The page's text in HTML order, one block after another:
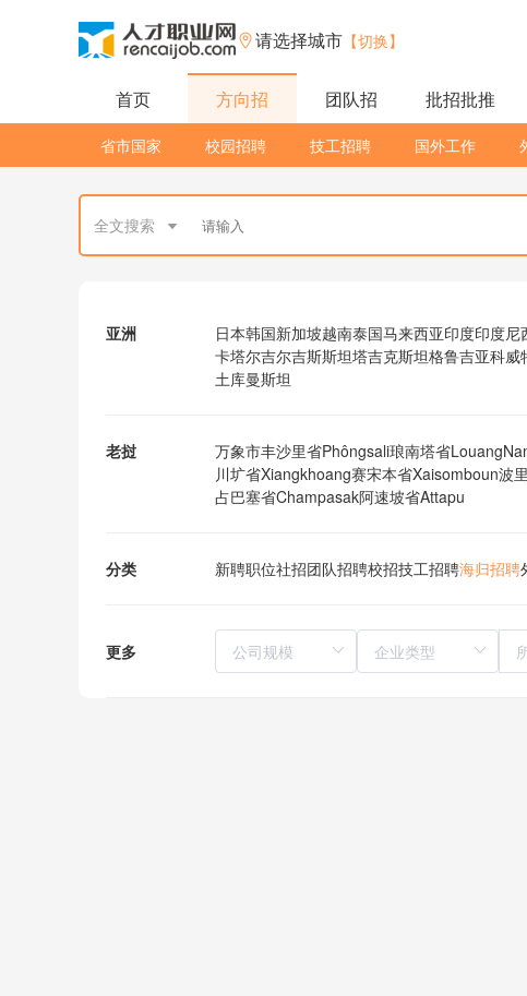
请选择城市 【切换】
首页 方向招 团队招 批招批推
省市国家 校园招聘 技工招聘 国外工作
全文搜索
亚洲 日本韩国新加坡越南泰国马来西亚印度印度尼
卡塔尔吉尔吉斯斯坦塔吉克斯坦格鲁吉亚科威
土库曼斯坦
老挝 万象市丰沙里省Phôngsali琅南塔省
川圹省Xiangkhoang赛宋本省Xaisomboun波
占巴塞省Champasak阿速坡省Attapu
分类 新聘职位社招团队招聘校招技工招聘海归招聘
更多